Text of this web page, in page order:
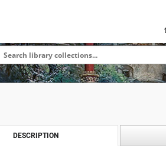
DESCRIPTION